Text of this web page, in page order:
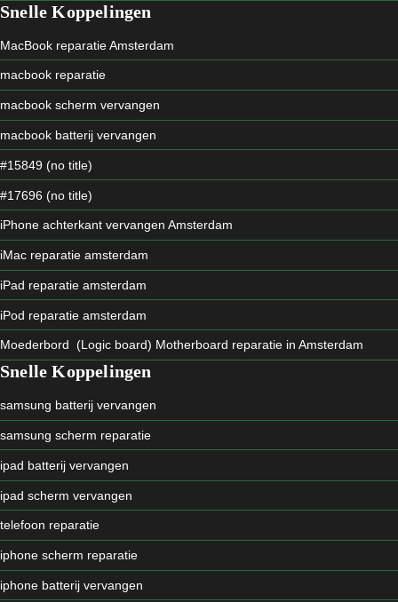
Snelle Koppelingen
MacBook reparatie Amsterdam
macbook reparatie
macbook scherm vervangen
macbook batterij vervangen
#15849 (no title)
#17696 (no title)
iPhone achterkant vervangen Amsterdam
iMac reparatie amsterdam
iPad reparatie amsterdam
iPod reparatie amsterdam
Moederbord (Logic board) Motherboard reparatie in Amsterdam
Snelle Koppelingen
samsung batterij vervangen
samsung scherm reparatie
ipad batterij vervangen
ipad scherm vervangen
telefoon reparatie
iphone scherm reparatie
iphone batterij vervangen